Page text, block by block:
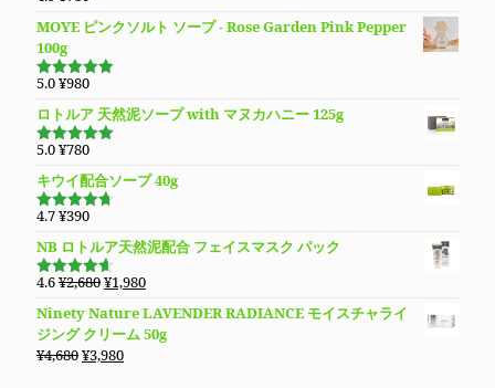
¥3,980
で
し
は
価
MOYE ピンクソルト ソープ - Rose Garden Pink Pepper
100g
5段階で
5.0¥980
ロトルア 天然泥ソープ with マヌカハニー 125g
5段階で
5.0¥780
キウイ配合ソープ 40g
5段階で
価
4.7¥390
NB ロトルア天然泥配合 フェイスマスク パック
5段階で
価
4.6¥2,680元
価
格
は
¥1,980現
の
価
Ninety Nature LAVENDER RADIANCE モイスチャライ
ジング クリーム 50g
¥4,680元
¥3,980現